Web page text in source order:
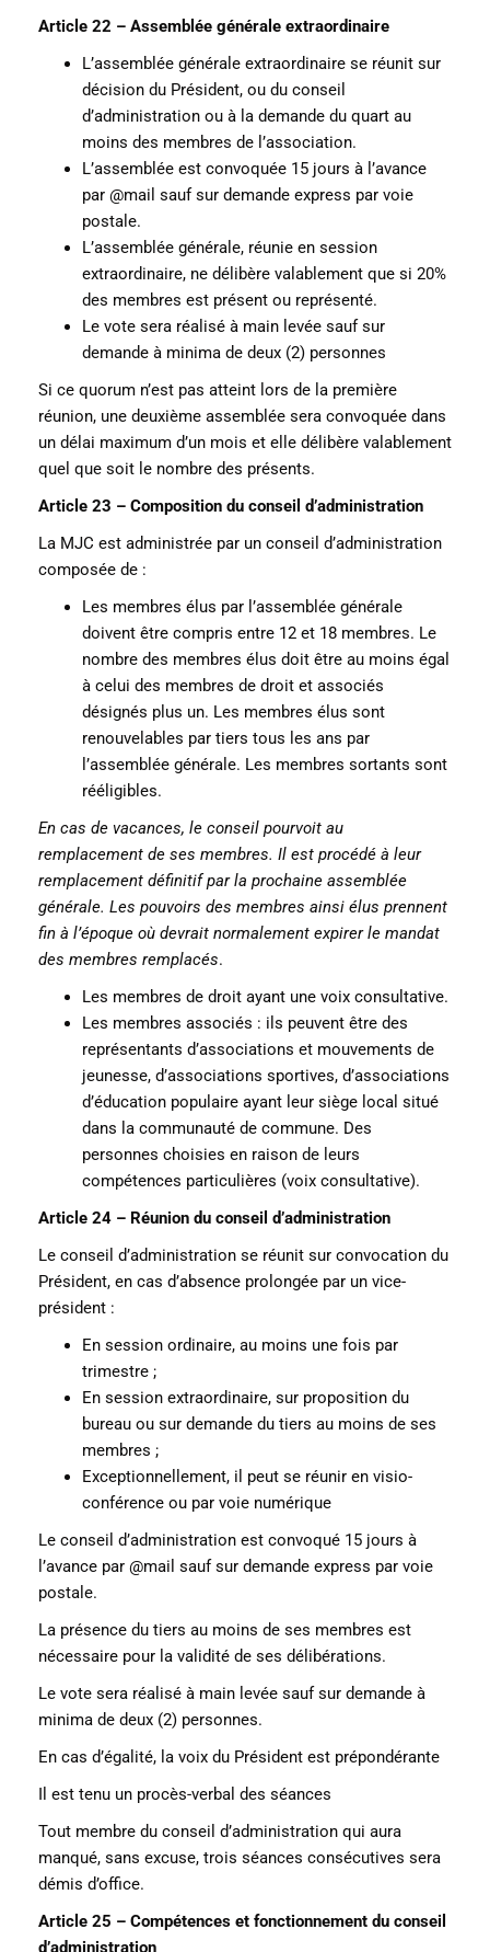
Article 22 – Assemblée générale extraordinaire
L’assemblée générale extraordinaire se réunit sur
décision du Président, ou du conseil
d’administration ou à la demande du quart au
moins des membres de l’association.
L’assemblée est convoquée 15 jours à l’avance
par @mail sauf sur demande express par voie
postale.
L’assemblée générale, réunie en session
extraordinaire, ne délibère valablement que si 20%
des membres est présent ou représenté.
Le vote sera réalisé à main levée sauf sur
demande à minima de deux (2) personnes
Si ce quorum n’est pas atteint lors de la première
réunion, une deuxième assemblée sera convoquée dans
un délai maximum d’un mois et elle délibère valablement
quel que soit le nombre des présents.
Article 23 – Composition du conseil d’administration
La MJC est administrée par un conseil d’administration
composée de :
Les membres élus par l’assemblée générale
doivent être compris entre 12 et 18 membres. Le
nombre des membres élus doit être au moins égal
à celui des membres de droit et associés
désignés plus un. Les membres élus sont
renouvelables par tiers tous les ans par
l’assemblée générale. Les membres sortants sont
rééligibles.
En cas de vacances, le conseil pourvoit au
remplacement de ses membres. Il est procédé à leur
remplacement définitif par la prochaine assemblée
générale. Les pouvoirs des membres ainsi élus prennent
fin à l’époque où devrait normalement expirer le mandat
des membres remplacés.
Les membres de droit ayant une voix consultative.
Les membres associés : ils peuvent être des
représentants d’associations et mouvements de
jeunesse, d’associations sportives, d’associations
d’éducation populaire ayant leur siège local situé
dans la communauté de commune. Des
personnes choisies en raison de leurs
compétences particulières (voix consultative).
Article 24 – Réunion du conseil d’administration
Le conseil d’administration se réunit sur convocation du
Président, en cas d’absence prolongée par un vice-
président :
En session ordinaire, au moins une fois par
trimestre ;
En session extraordinaire, sur proposition du
bureau ou sur demande du tiers au moins de ses
membres ;
Exceptionnellement, il peut se réunir en visio-
conférence ou par voie numérique
Le conseil d’administration est convoqué 15 jours à
l’avance par @mail sauf sur demande express par voie
postale.
La présence du tiers au moins de ses membres est
nécessaire pour la validité de ses délibérations.
Le vote sera réalisé à main levée sauf sur demande à
minima de deux (2) personnes.
En cas d’égalité, la voix du Président est prépondérante
Il est tenu un procès-verbal des séances
Tout membre du conseil d’administration qui aura
manqué, sans excuse, trois séances consécutives sera
démis d’office.
Article 25 – Compétences et fonctionnement du conseil
d’administration